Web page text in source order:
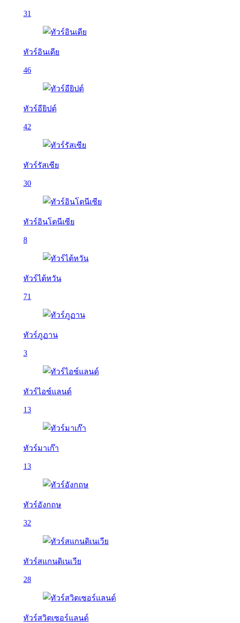
31
ทัวร์อินเดีย
46
ทัวร์อียิปต์
42
ทัวร์รัสเซีย
30
ทัวร์อินโดนีเซีย
8
ทัวร์ไต้หวัน
71
ทัวร์ภูฏาน
3
ทัวร์ไอซ์แลนด์
13
ทัวร์มาเก๊า
13
ทัวร์อังกฤษ
32
ทัวร์สแกนดิเนเวีย
28
ทัวร์สวิตเซอร์แลนด์